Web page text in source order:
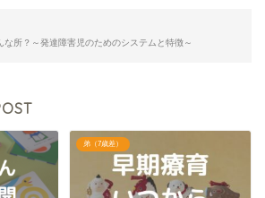
な所？～発達障害児のためのシステムと特徴～
弟（7歳差）